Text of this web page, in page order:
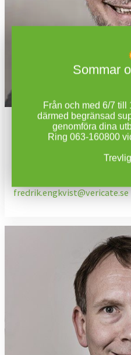
Fredrik Engkvist
fredrik.engkvist@vericate.se
Sommar
Från och med 6/7 till
därmed begränsad
genomföra dina
Ring 063-160800